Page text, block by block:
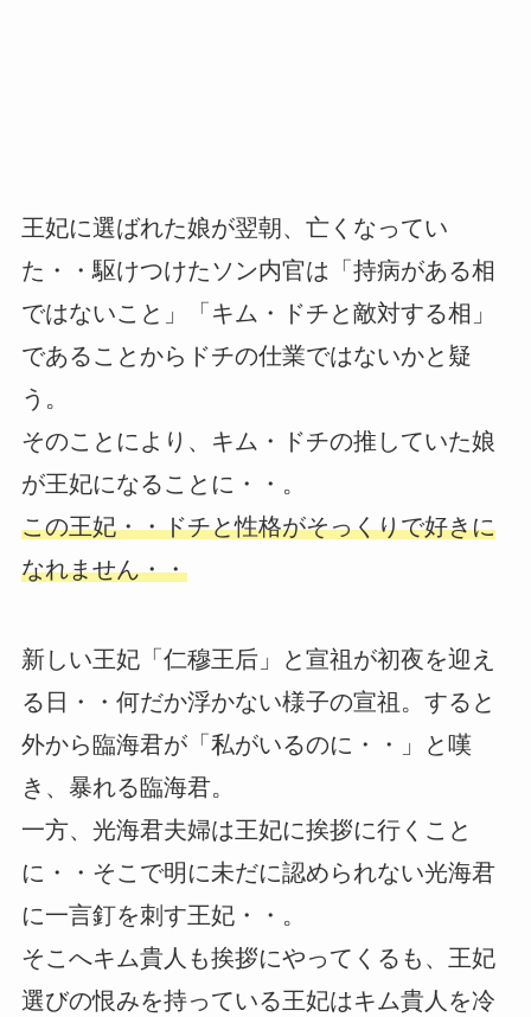
王妃に選ばれた娘が翌朝、亡くなってい
た・・駆けつけたソン内官は「持病がある相
ではないこと」「キム・ドチと敵対する相」
であることからドチの仕業ではないかと疑
う。
そのことにより、キム・ドチの推していた娘
が王妃になることに・・。
この王妃・・ドチと性格がそっくりで好きに
なれません・・
新しい王妃「仁穆王后」と宣祖が初夜を迎え
る日・・何だか浮かない様子の宣祖。すると
外から臨海君が「私がいるのに・・」と嘆
き、暴れる臨海君。
一方、光海君夫婦は王妃に挨拶に行くこと
に・・そこで明に未だに認められない光海君
に一言釘を刺す王妃・・。
そこへキム貴人も挨拶にやってくるも、王妃
選びの恨みを持っている王妃はキム貴人を冷